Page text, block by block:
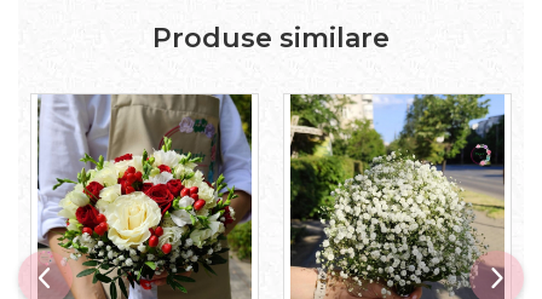
Produse similare